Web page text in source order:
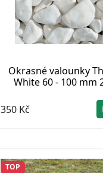
Okrasné valounky
White 60 - 100 mm
350 Kč
TOP